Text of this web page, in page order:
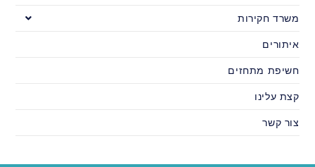
משרד חקירות
איתורים
חשיפת מתחזים
קצת עלינו
צור קשר